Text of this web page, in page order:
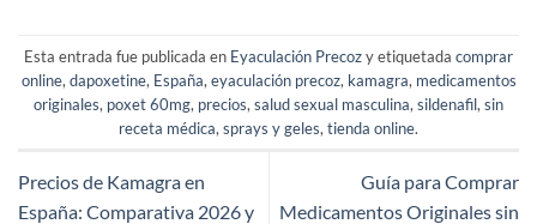
Esta entrada fue publicada en Eyaculación Precozy etiquetada comprar
online, dapoxetine, España, eyaculación precoz, kamagra, medicamentos
originales, poxet 60mg, precios, salud sexual masculina, sildenafil, sin
receta médica, sprays y geles, tienda online.
Precios de Kamagra en
España: Comparativa 2026 y
Guía para Comprar
Medicamentos Originales sin